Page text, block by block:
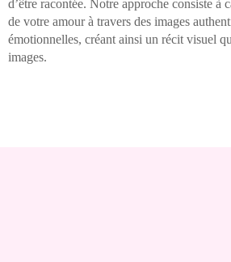
d’être racontée. Notre approche consiste à
de votre amour à travers des images
émotionnelles, créant ainsi un récit visuel
images.